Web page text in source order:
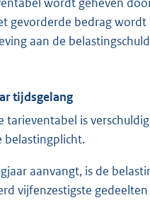
gevorderde bedrag
aan de
tijdsgelang
is
belastingplicht.
aanvangt, is de
vijfenzestigste